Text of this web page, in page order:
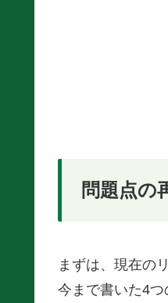
問題点の
まずは、現在の
今まで書いた4